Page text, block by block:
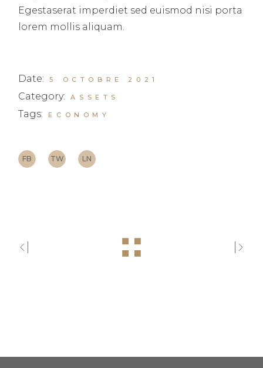
Egestaserat imperdiet sed euismod nisi porta
lorem mollis aliquam.
Date: 5 OCTOBRE 2021
Category: ASSETS
Tags: ECONOMY
FB TW LN